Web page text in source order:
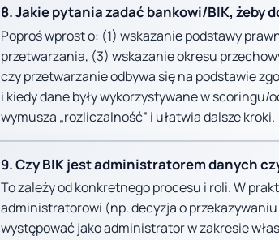
8. Jakie pytania zadać bankowi/BIK, żeby
Poproś wprost o: (1) wskazanie podstawy
przetwarzania, (3) wskazanie okresu
czy przetwarzanie odbywa się na podstawie
i kiedy dane były wykorzystywane w
wymusza „rozliczalność” i ułatwia dalsze kroki.
9. Czy BIK jest administratorem danych
To zależy od konkretnego procesu i roli. W
administratorowi (np. decyzja o
występować jako administrator w zakresie